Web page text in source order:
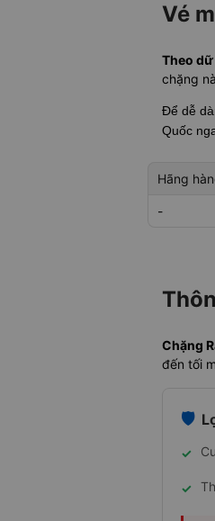
Vé
Theo dữ
chặng
Để dễ
Quốc
Hãng
-
Chặng
đến tối
🛡️
✓
✓